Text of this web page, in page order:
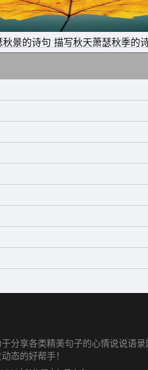
秋景的诗句 描写秋天萧瑟秋季的
分享各类精美句子的心情说说语
态的好帮手！